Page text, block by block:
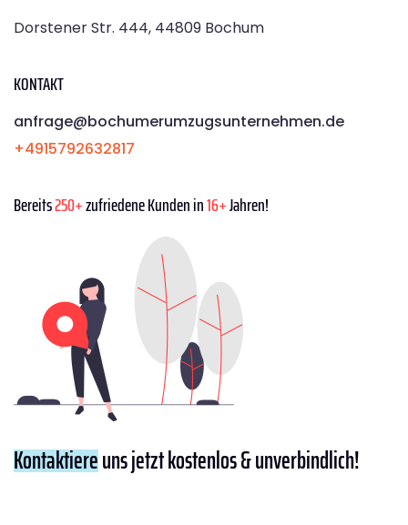
Dorstener Str. 444, 44809 Bochum
KONTAKT
anfrage@bochumerumzugsunternehmen.de
+4915792632817
Bereits250+zufriedene Kunden in16+Jahren!
Kontaktiereuns jetzt kostenlos & unverbindlich!